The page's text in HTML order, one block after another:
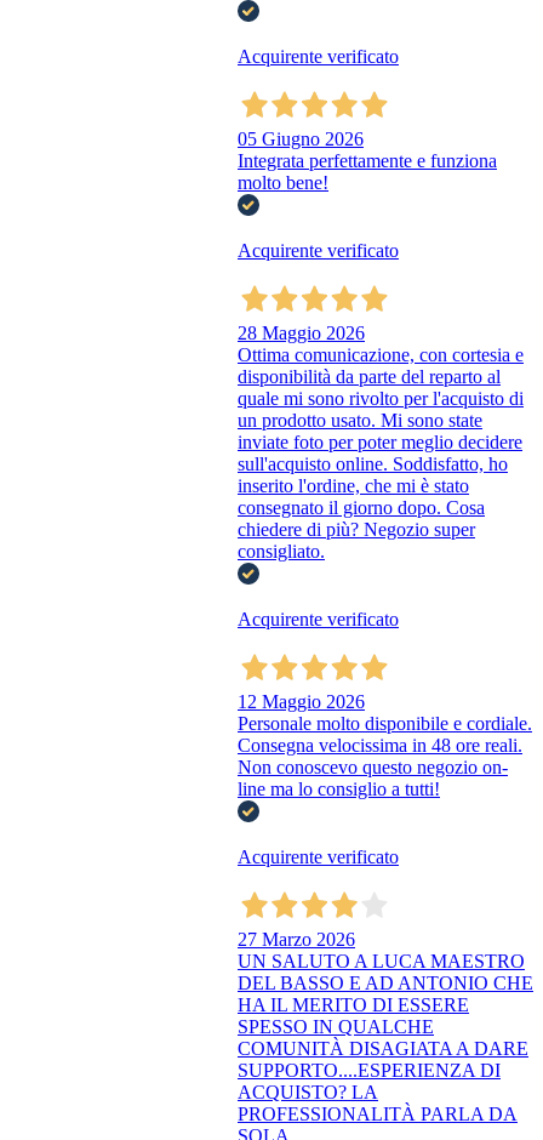
Acquirente verificato
05 Giugno 2026
Integrata perfettamente e funziona
molto bene!
Acquirente verificato
28 Maggio 2026
Ottima comunicazione, con cortesia e
disponibilità da parte del reparto al
quale mi sono rivolto per l'acquisto di
un prodotto usato. Mi sono state
inviate foto per poter meglio decidere
sull'acquisto online. Soddisfatto, ho
inserito l'ordine, che mi è stato
consegnato il giorno dopo. Cosa
chiedere di più? Negozio super
consigliato.
Acquirente verificato
12 Maggio 2026
Personale molto disponibile e cordiale.
Consegna velocissima in 48 ore reali.
Non conoscevo questo negozio on-
line ma lo consiglio a tutti!
Acquirente verificato
27 Marzo 2026
UN SALUTO A LUCA MAESTRO
DEL BASSO E AD ANTONIO CHE
HA IL MERITO DI ESSERE
SPESSO IN QUALCHE
COMUNITÀ DISAGIATA A DARE
SUPPORTO....ESPERIENZA DI
ACQUISTO? LA
PROFESSIONALITÀ PARLA DA